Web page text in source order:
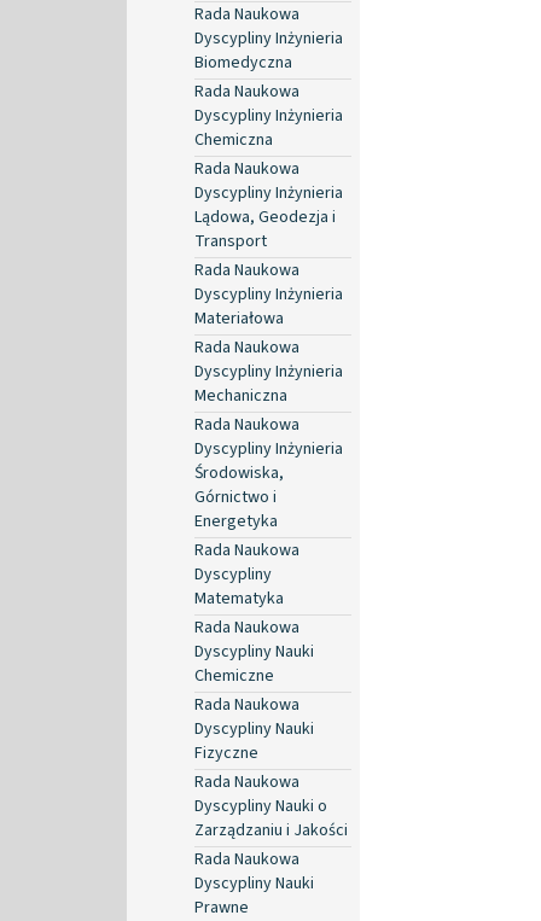
Rada Naukowa
Dyscypliny Inżynieria
Biomedyczna
Rada Naukowa
Dyscypliny Inżynieria
Chemiczna
Rada Naukowa
Dyscypliny Inżynieria
Lądowa, Geodezja i
Transport
Rada Naukowa
Dyscypliny Inżynieria
Materiałowa
Rada Naukowa
Dyscypliny Inżynieria
Mechaniczna
Rada Naukowa
Dyscypliny Inżynieria
Środowiska,
Górnictwo i
Energetyka
Rada Naukowa
Dyscypliny
Matematyka
Rada Naukowa
Dyscypliny Nauki
Chemiczne
Rada Naukowa
Dyscypliny Nauki
Fizyczne
Rada Naukowa
Dyscypliny Nauki o
Zarządzaniu i Jakości
Rada Naukowa
Dyscypliny Nauki
Prawne